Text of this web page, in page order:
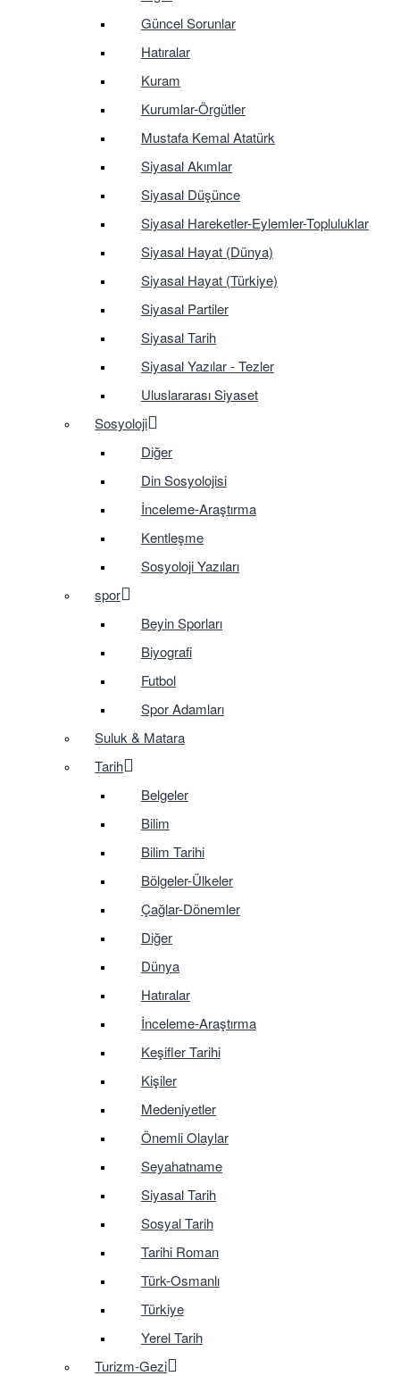
Güncel Sorunlar
Hatıralar
Kuram
Kurumlar-Örgütler
Mustafa Kemal Atatürk
Siyasal Akımlar
Siyasal Düşünce
Siyasal Hareketler-Eylemler-Topluluklar
Siyasal Hayat (Dünya)
Siyasal Hayat (Türkiye)
Siyasal Partiler
Siyasal Tarih
Siyasal Yazılar - Tezler
Uluslararası Siyaset
Sosyoloji
Diğer
Din Sosyolojisi
İnceleme-Araştırma
Kentleşme
Sosyoloji Yazıları
spor
Beyin Sporları
Biyografi
Futbol
Spor Adamları
Suluk & Matara
Tarih
Belgeler
Bilim
Bilim Tarihi
Bölgeler-Ülkeler
Çağlar-Dönemler
Diğer
Dünya
Hatıralar
İnceleme-Araştırma
Keşifler Tarihi
Kişiler
Medeniyetler
Önemli Olaylar
Seyahatname
Siyasal Tarih
Sosyal Tarih
Tarihi Roman
Türk-Osmanlı
Türkiye
Yerel Tarih
Turizm-Gezi